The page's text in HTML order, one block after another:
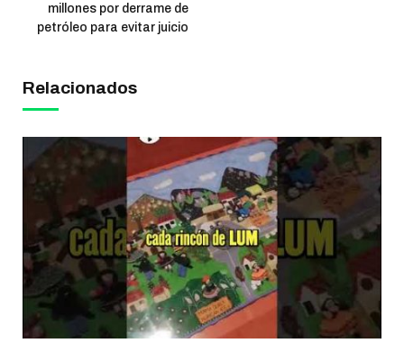
millones por derrame de
petróleo para evitar juicio
Relacionados